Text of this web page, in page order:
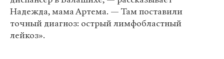
Надежда, мама Артема. — Там поставили
точный диагноз: острый лимфобластный
лейкоз».